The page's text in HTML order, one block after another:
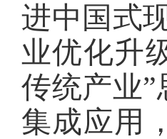
进中国式
业优化升
传统产业
集成应用